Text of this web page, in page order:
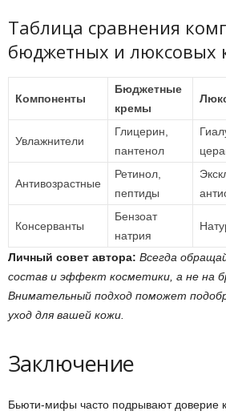
Таблица сравнения
бюджетных и люксовых
Компоненты
Бюджетные
кремы
Увлажнители
Глицерин,
пантенол
Антивозрастные
Ретинол,
пептиды
Консерванты
Бензоат
натрия
Личный совет автора: Всегда
состав и эффект косметики, а не на
Внимательный подход поможет
уход для вашей кожи.
Заключение
Бьюти-мифы часто подрывают доверие